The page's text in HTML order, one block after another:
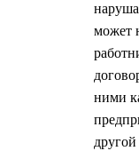
может
ними